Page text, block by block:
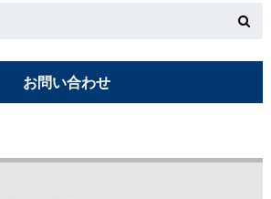
お問い合わせ